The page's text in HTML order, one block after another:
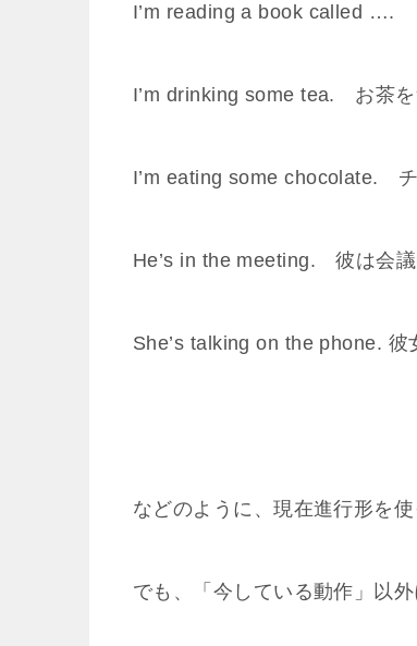
I’m reading a book called ….
I’m drinking some tea. お茶を
I’m eating some chocolate. チ
He’s in the meeting. 彼は会議
She’s talking on the phone. 彼
などのように、現在進行形を
でも、「今している動作」以